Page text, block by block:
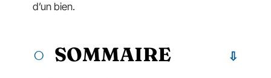
d’un bien.
SOMMAIRE